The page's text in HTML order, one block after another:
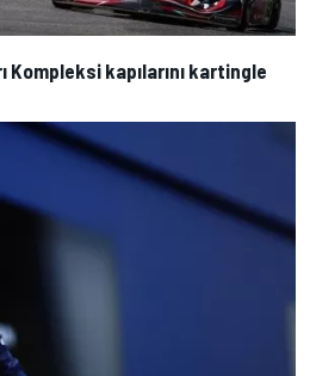
kapılarını kartingle